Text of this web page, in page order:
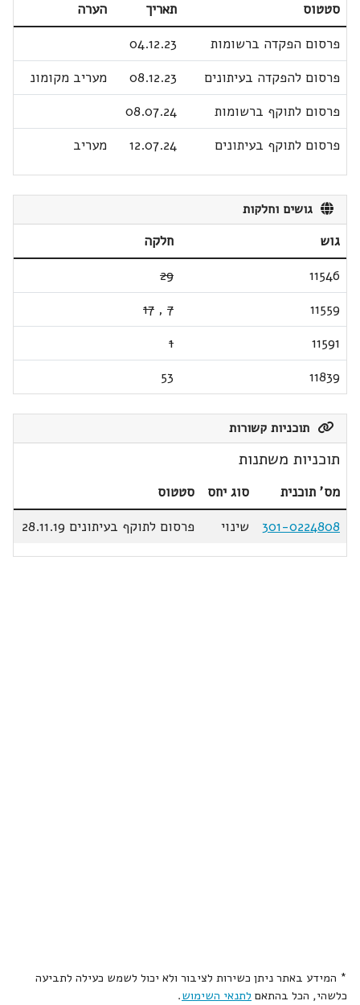
סטטוס תאריך
הערה
פרסום הפקדה ברשומות
04.12.23
פרסום להפקדה בעיתונים
08.12.23
מעריב מקומונ
פרסום לתוקף ברשומות
08.07.24
פרסום לתוקף בעיתונים
12.07.24 מעריב
גושים וחלקות
גוש
חלקה
11546
29
11559
7
,
17
11591
1
11839
53
תוכניות קשורות
תוכניות משתנות
מס' תוכנית סוג יחס
סטטוס
301-0224808
שינוי פרסום לתוקף בעיתונים 28.11.19
* המידע באתר ניתן כשירות לציבור ולא יכול לשמש כעילה לתביעה
כלשהי, הכל בהתאם לתנאי השימוש.